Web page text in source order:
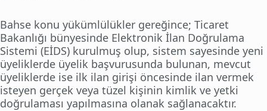
Bahse konu yükümlülükler gereğince; Ticaret
Bakanlığı bünyesinde Elektronik İlan Doğrulama
Sistemi (EİDS) kurulmuş olup, sistem sayesinde yeni
üyeliklerde üyelik başvurusunda bulunan, mevcut
üyeliklerde ise ilk ilan girişi öncesinde ilan vermek
isteyen gerçek veya tüzel kişinin kimlik ve yetki
doğrulaması yapılmasına olanak sağlanacaktır.